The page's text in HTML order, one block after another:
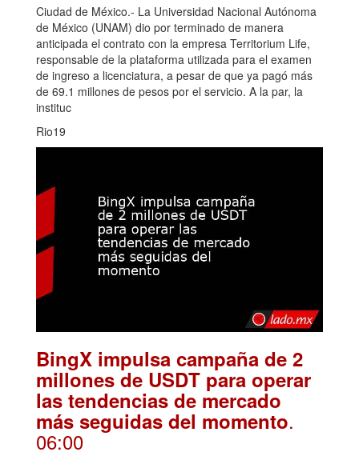
Ciudad de México.- La Universidad Nacional Autónoma
de México (UNAM) dio por terminado de manera
anticipada el contrato con la empresa Territorium Life,
responsable de la plataforma utilizada para el examen
de ingreso a licenciatura, a pesar de que ya pagó más
de 69.1 millones de pesos por el servicio. A la par, la
instituc
Rio19
BingX impulsa campaña de 2
millones de USDT para operar
las tendencias de mercado
más seguidas del momento.
06:00